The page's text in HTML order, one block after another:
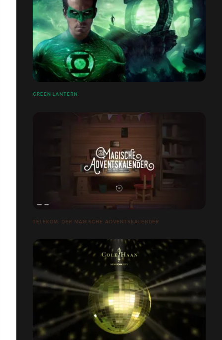
GREEN LANTERN
TELEKOM: DER MAGISCHE ADVENTSKALENDER